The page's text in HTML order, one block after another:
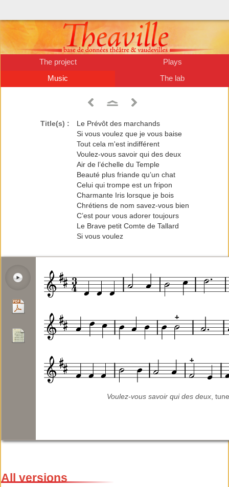
The project
Plays
Music
The lab
Title(s) :
Le Prévôt des marchands
Si vous voulez que je vous baise
Tout cela m'est indifférent
Voulez-vous savoir qui des deux
Air de l’échelle du Temple
Beauté plus friande qu’un chat
Celui qui trompe est un fripon
Charmante Iris lorsque je bois
Chrétiens de nom savez-vous bien
C’est pour vous adorer toujours
Le Brave petit Comte de Tallard
Si vous voulez
Voulez-vous savoir qui des deux,
All versions